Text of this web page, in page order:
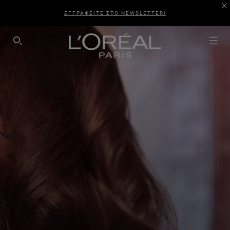
ΕΓΓΡΑΦΕΙΤΕ ΣΤΟ NEWSLETTER!
SEARCH THIS SITE